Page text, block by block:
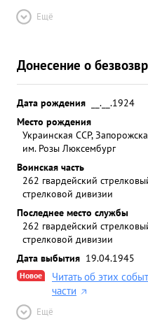
Ещё
Донесение о
Дата рождения
__.__.1924
Место рождения
Украинская ССР,
им. Розы Люксембург
Воинская часть
262 гвардейский
стрелковой дивизии
Последнее место службы
262 гвардейский
стрелковой дивизии
Дата выбытия 19.04.1945
Новое
Читать об этих
части
Ещё